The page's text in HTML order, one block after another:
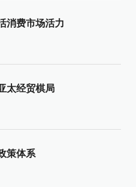
消费市场活力
太经贸棋局
策体系